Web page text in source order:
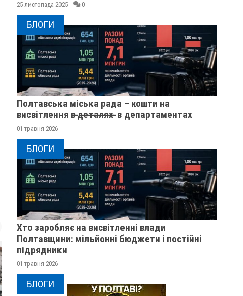
25 листопада 2025 0
БЛОГИ
Полтавська міська рада – кошти на
висвітлення в̶ ̶д̶е̶т̶а̶л̶я̶х̶ ̶ в департаментах
01 травня 2026
БЛОГИ
Хто заробляє на висвітленні влади
Полтавщини: мільйонні бюджети і постійні
підрядники
01 травня 2026
БЛОГИ